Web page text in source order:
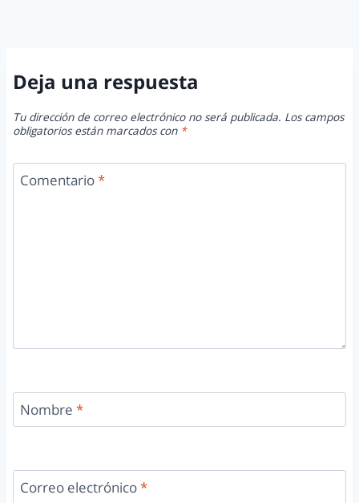
Deja una respuesta
Tu dirección de correo electrónico no será publicada. Los campos
obligatorios están marcados con *
Comentario*
Nombre *
Correo electrónico*